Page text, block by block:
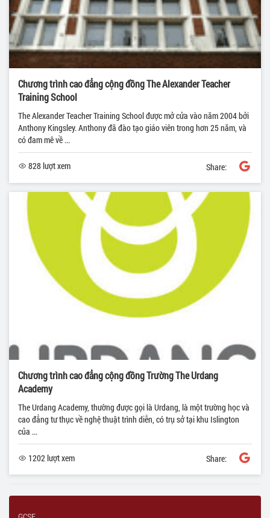
Chương trình cao đẳng cộng đồng The Alexander Teacher
Training School
The Alexander Teacher Training School được mở cửa vào năm 2004 bởi
Anthony Kingsley. Anthony đã đào tạo giáo viên trong hơn 25 năm, và
có đam mê về ...
828 lượt xem Share:
Chương trình cao đẳng cộng đồng Trường The Urdang
Academy
The Urdang Academy, thường được gọi là Urdang, là một trường học và
cao đẳng tư thục về nghệ thuật trình diễn, có trụ sở tại khu Islington
của ...
1202 lượt xem Share: